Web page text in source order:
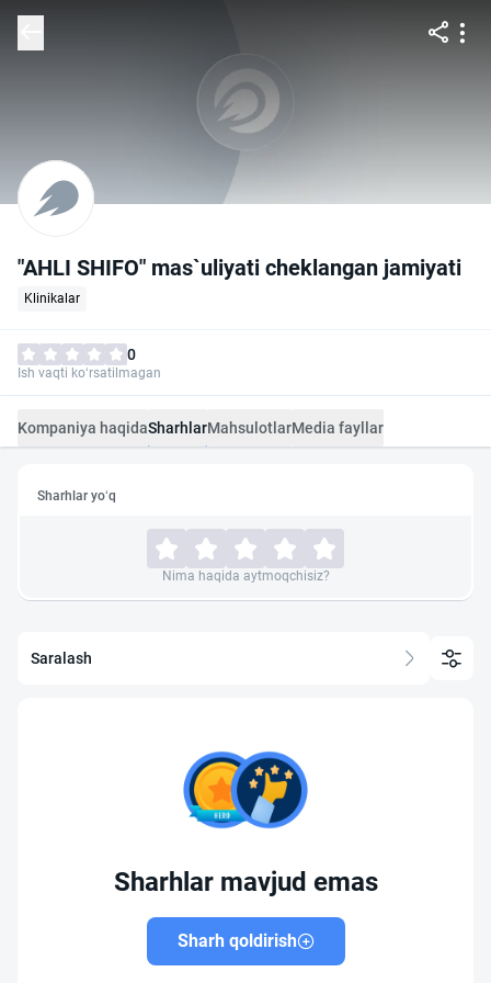
"AHLI SHIFO" mas`uliyati cheklangan jamiyati
Klinikalar
0
Ish vaqti ko‘rsatilmagan
Kompaniya haqidaSharhlarMahsulotlarMedia fayllar
Sharhlar yo‘q
Nima haqida aytmoqchisiz?
Saralash
Sharhlar mavjud emas
Sharh qoldirish